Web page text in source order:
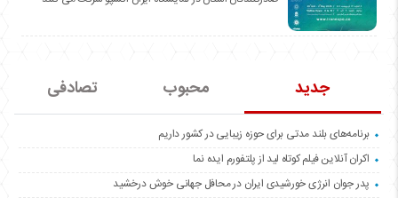
جدید محبوب تصادفی
برنامه‌های بلند مدتی برای حوزه زیبایی در کشور داریم
اکران آنلاین فیلم کوتاه لید از پلتفورم ایده نما
پدر جوان انرژی خورشیدی ایران در محافل جهانی خوش درخشید